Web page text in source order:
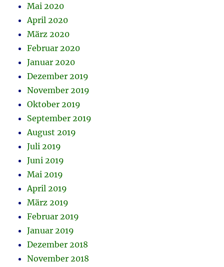
Mai 2020
April 2020
März 2020
Februar 2020
Januar 2020
Dezember 2019
November 2019
Oktober 2019
September 2019
August 2019
Juli 2019
Juni 2019
Mai 2019
April 2019
März 2019
Februar 2019
Januar 2019
Dezember 2018
November 2018